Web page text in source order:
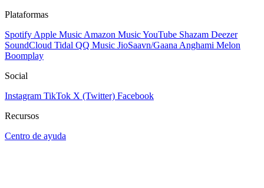
Plataformas
Spotify Apple Music Amazon MusicYouTube Shazam Deezer
SoundCloud Tidal QQ Music JioSaavn/Gaana Anghami Melon
Boomplay
Social
Instagram TikTok X (Twitter) Facebook
Recursos
Centro de ayuda